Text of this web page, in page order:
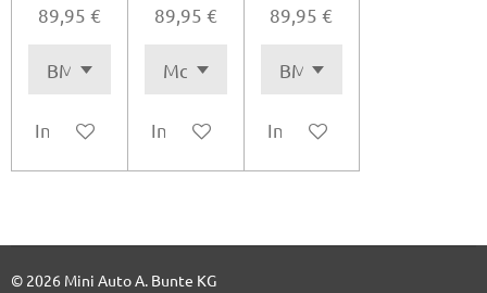
89,95 €
In den Warenkorb
89,95 €
In den Warenkorb
89,95 €
In den Warenkorb
© 2026 Mini Auto A. Bunte KG